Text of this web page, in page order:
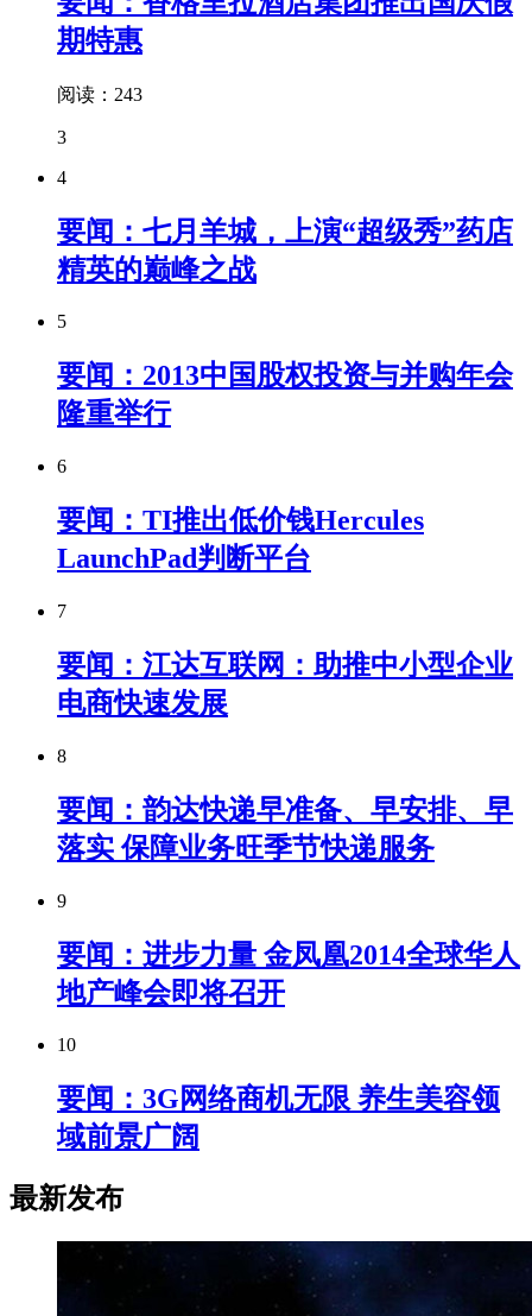
期特惠
阅读：243
3
4
要闻：七月羊城，上演“超级秀”药店
精英的巅峰之战
5
要闻：2013中国股权投资与并购年会
隆重举行
6
要闻：TI推出低价钱Hercules
LaunchPad判断平台
7
要闻：江达互联网：助推中小型企业
电商快速发展
8
要闻：韵达快递早准备、早安排、早
落实 保障业务旺季节快递服务
9
要闻：进步力量 金凤凰2014全球华人
地产峰会即将召开
10
要闻：3G网络商机无限 养生美容领
域前景广阔
最新发布